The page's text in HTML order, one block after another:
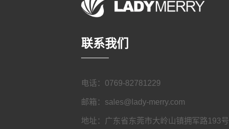
联系我们
————
电话：0769-82781229
邮箱：sales@lady-merry.com
地址：广东省东莞市大岭山镇拥军路193号